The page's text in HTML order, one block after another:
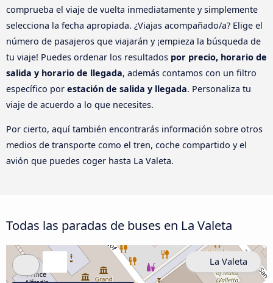
comprueba el viaje de vuelta inmediatamente y simplemente
selecciona la fecha apropiada. ¿Viajas acompañado/a? Elige el
número de pasajeros que viajarán y ¡empieza la búsqueda de
tu viaje! Puedes ordenar los resultados por precio, horario de
salida y horario de llegada, además contamos con un filtro
específico por estación de salida y llegada. Personaliza tu
viaje de acuerdo a lo que necesites.
Por cierto, aquí también encontrarás información sobre otros
medios de transporte como el tren, coche compartido y el
avión que puedes coger hasta La Valeta.
Todas las paradas de buses en La Valeta
La Valeta